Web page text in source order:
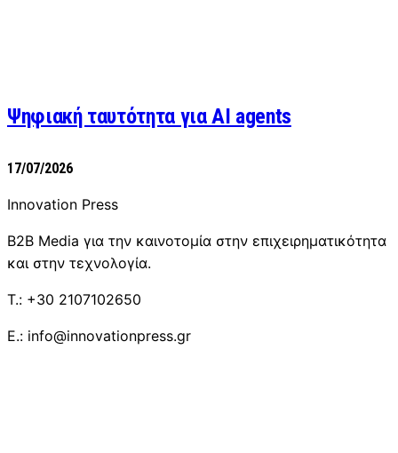
Ψηφιακή ταυτότητα για AI agents
17/07/2026
Innovation Press
B2B Media για την καινοτομία στην επιχειρηματικότητα
και στην τεχνολογία.
T.: +30 2107102650
E.: info@innovationpress.gr